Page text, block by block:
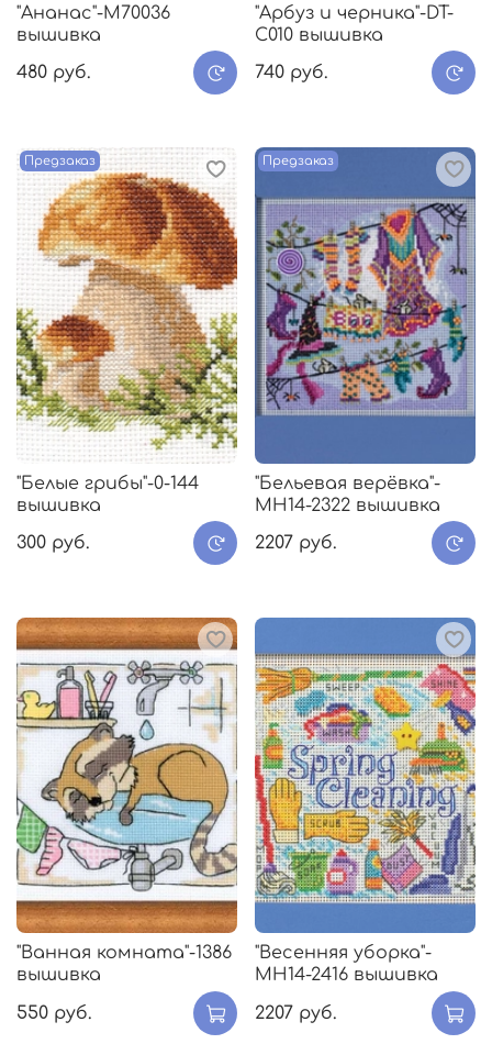
"Ананас"-M70036
вышивка
480 руб.
"Арбуз и черника"-DT-
C010 вышивка
740 руб.
Предзаказ
"Белые грибы"-0-144
вышивка
300 руб.
Предзаказ
"Бельевая верёвка"-
MH14-2322 вышивка
2207 руб.
"Ванная комната"-1386
вышивка
550 руб.
"Весенняя уборка"-
MH14-2416 вышивка
2207 руб.